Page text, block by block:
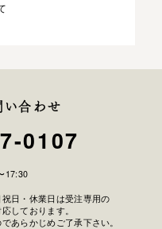
い合わせ
0107
17:30
日・休業日は受注専用の
しております。
あらかじめご了承下さい。